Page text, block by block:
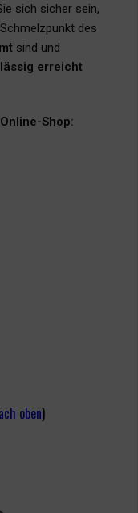
sich sicher sein,
des
sind und
erreicht
Shop:
oben)